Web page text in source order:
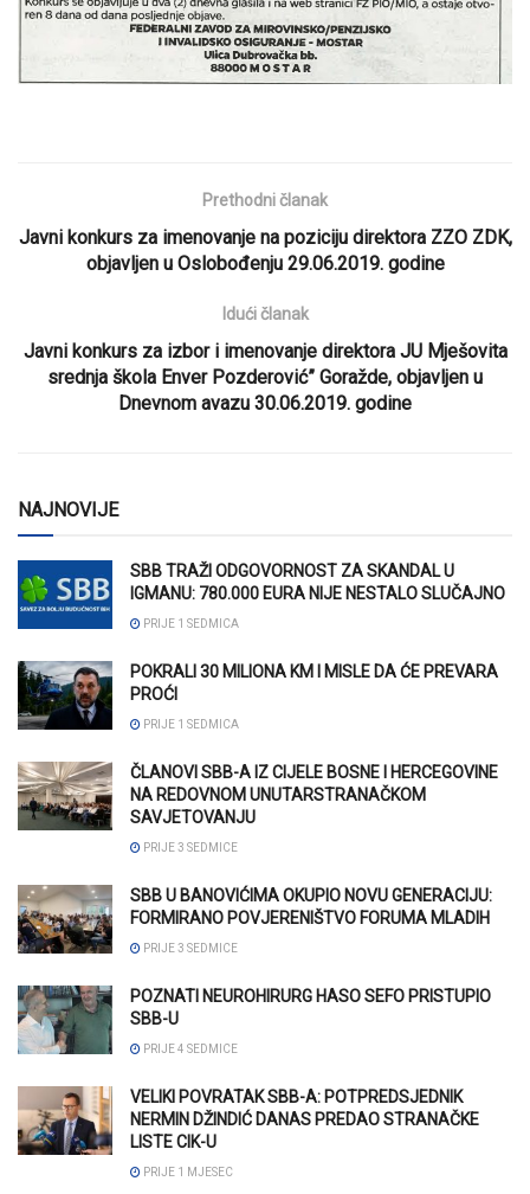
Prethodni članak
Javni konkurs za imenovanje na poziciju direktora ZZO ZDK,
objavljen u Oslobođenju 29.06.2019. godine
Idući članak
Javni konkurs za izbor i imenovanje direktora JU Mješovita
srednja škola Enver Pozderović” Goražde, objavljen u
Dnevnom avazu 30.06.2019. godine
NAJNOVIJE
SBB TRAŽI ODGOVORNOST ZA SKANDAL U
IGMANU: 780.000 EURA NIJE NESTALO SLUČAJNO
PRIJE 1 SEDMICA
POKRALI 30 MILIONA KM I MISLE DA ĆE PREVARA
PROĆI
PRIJE 1 SEDMICA
ČLANOVI SBB-A IZ CIJELE BOSNE I HERCEGOVINE
NA REDOVNOM UNUTARSTRANAČKOM
SAVJETOVANJU
PRIJE 3 SEDMICE
SBB U BANOVIĆIMA OKUPIO NOVU GENERACIJU:
FORMIRANO POVJERENIŠTVO FORUMA MLADIH
PRIJE 3 SEDMICE
POZNATI NEUROHIRURG HASO SEFO PRISTUPIO
SBB-U
PRIJE 4 SEDMICE
VELIKI POVRATAK SBB-A: POTPREDSJEDNIK
NERMIN DŽINDIĆ DANAS PREDAO STRANAČKE
LISTE CIK-U
PRIJE 1 MJESEC